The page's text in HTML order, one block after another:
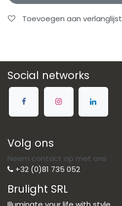
Toevoegen aan verlanglijst
Social networks
Volg ons
Neem contact op met ons
+32 (0)81 735 052
Brulight SRL